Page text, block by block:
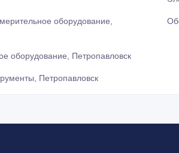
оборудование,
оборудование, Петропавловск
Петропавловск